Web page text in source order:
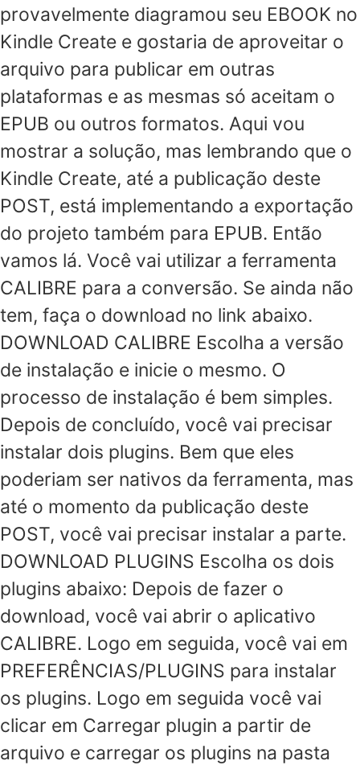
provavelmente diagramou seu EBOOK no
Kindle Create e gostaria de aproveitar o
arquivo para publicar em outras
plataformas e as mesmas só aceitam o
EPUB ou outros formatos. Aqui vou
mostrar a solução, mas lembrando que o
Kindle Create, até a publicação deste
POST, está implementando a exportação
do projeto também para EPUB. Então
vamos lá. Você vai utilizar a ferramenta
CALIBRE para a conversão. Se ainda não
tem, faça o download no link abaixo.
DOWNLOAD CALIBRE Escolha a versão
de instalação e inicie o mesmo. O
processo de instalação é bem simples.
Depois de concluído, você vai precisar
instalar dois plugins. Bem que eles
poderiam ser nativos da ferramenta, mas
até o momento da publicação deste
POST, você vai precisar instalar a parte.
DOWNLOAD PLUGINS Escolha os dois
plugins abaixo: Depois de fazer o
download, você vai abrir o aplicativo
CALIBRE. Logo em seguida, você vai em
PREFERÊNCIAS/PLUGINS para instalar
os plugins. Logo em seguida você vai
clicar em Carregar plugin a partir de
arquivo e carregar os plugins na pasta